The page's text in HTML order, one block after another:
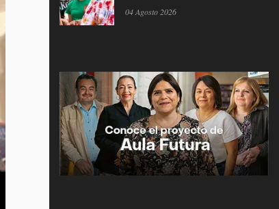
04 Agosto 2026